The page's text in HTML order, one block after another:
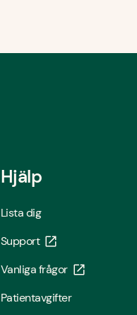
Hjälp
Lista dig
Support
Vanliga frågor
Patientavgifter